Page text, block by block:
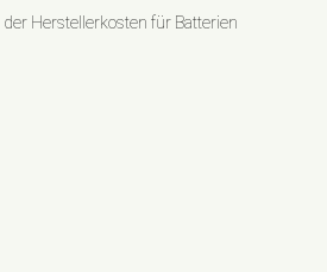
Herstellerkosten für Batterien